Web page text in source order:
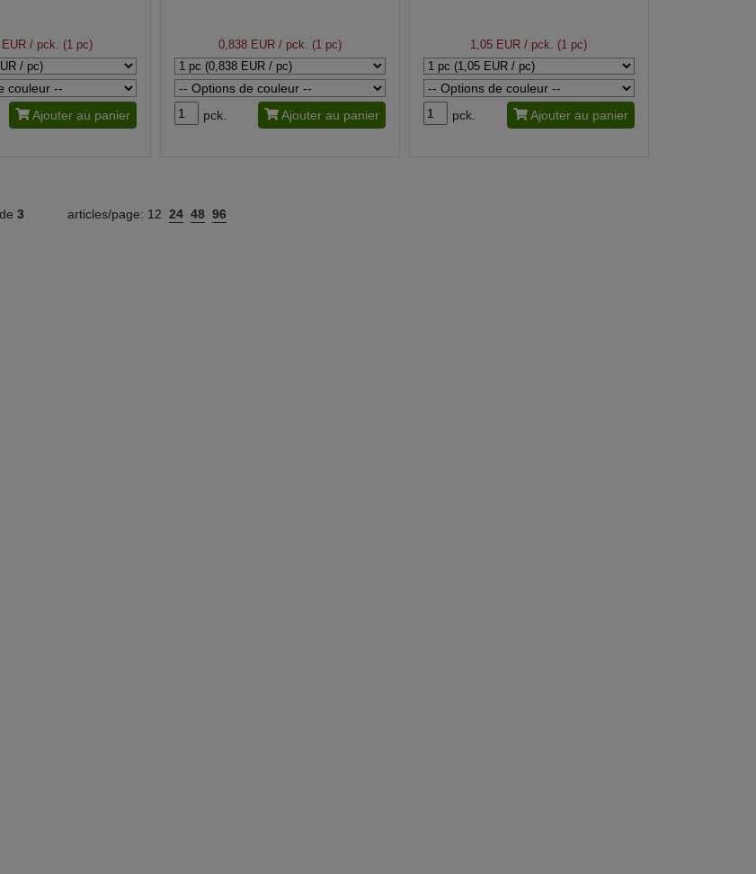
/ pck. (1 pc)
Ajouter au panier
0,838 EUR/ pck. (1 pc)
pck. Ajouter au panier
1,05 EUR / pck. (1 pc)
pck. Ajouter au panier
de 3 articles/page: 12 24 48 96